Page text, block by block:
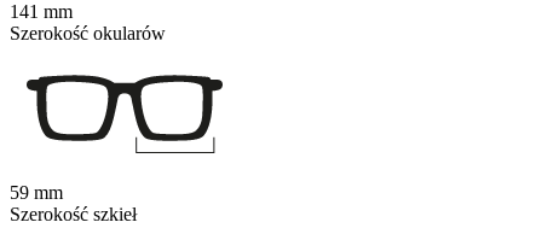
141 mm
Szerokość okularów
59 mm
Szerokość szkieł